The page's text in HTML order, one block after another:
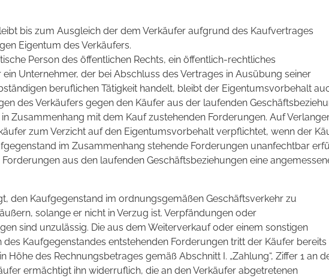
bis zum Ausgleich der dem Verkäufer aufgrund des Kaufvertrages
Eigentum des Verkäufers.
Person des öffentlichen Rechts, ein öffentlich-rechtliches
Unternehmer, der bei Abschluss des Vertrages in Ausübung seiner
beruflichen Tätigkeit handelt, bleibt der Eigentumsvorbehalt
des Verkäufers gegen den Käufer aus der laufenden
Zusammenhang mit dem Kauf zustehenden Forderungen. Auf
zum Verzicht auf den Eigentumsvorbehalt verpflichtet, wenn der
im Zusammenhang stehende Forderungen unanfechtbar
aus den laufenden Geschäftsbeziehungen eine
den Kaufgegenstand im ordnungsgemäßen Geschäftsverkehr zu
solange er nicht in Verzug ist. Verpfändungen oder
sind unzulässig. Die aus dem Weiterverkauf oder einem sonstigen
Kaufgegenstandes entstehenden Forderungen tritt der Käufer bereits
Höhe des Rechnungsbetrages gemäß Abschnitt I. „Zahlung“, Ziffer 1 an
ermächtigt ihn widerruflich, die an den Verkäufer abgetretenen